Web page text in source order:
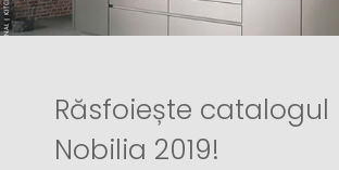
Răsfoiește catalogul
Nobilia 2019!